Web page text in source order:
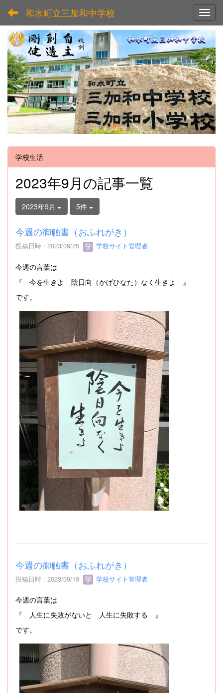
和水町立三加和中学校
学校生活
2023年9月の記事一覧
2023年9月 5件
今週の御触書（おふれがき）
投稿日時 : 2023/09/25 学校サイト管理者
今週の言葉は
『 今を生きよ 陰日向（かげひなた）なく生きよ 』
です。
今週の御触書（おふれがき）
投稿日時 : 2023/09/19 学校サイト管理者
今週の言葉は
『 人生に失敗がないと 人生に失敗する 』
です。